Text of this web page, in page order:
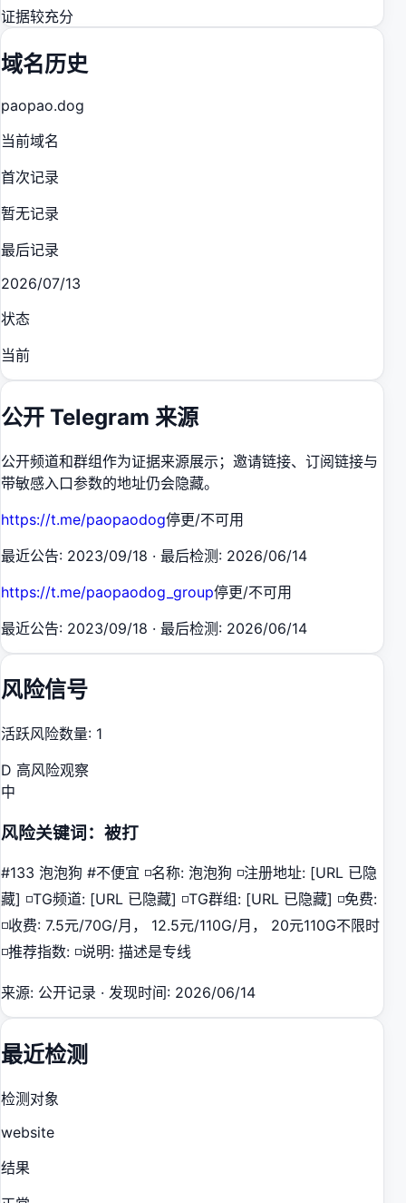
证据较充分
域名历史
paopao.dog
当前域名
首次记录
暂无记录
最后记录
2026/07/13
状态
当前
公开 Telegram 来源
公开频道和群组作为证据来源展示；邀请链接、订阅链接与
带敏感入口参数的地址仍会隐藏。
https://t.me/paopaodog停更/不可用
最近公告: 2023/09/18 · 最后检测: 2026/06/14
https://t.me/paopaodog_group停更/不可用
最近公告: 2023/09/18 · 最后检测: 2026/06/14
风险信号
活跃风险数量: 1
D 高风险观察
中
风险关键词：被打
#133 泡泡狗 #不便宜 ◽️名称: 泡泡狗 ◽️注册地址: [URL 已隐
藏] ◽️TG频道: [URL 已隐藏] ◽️TG群组: [URL 已隐藏] ◽️免费:
◽️收费: 7.5元/70G/月， 12.5元/110G/月， 20元110G不限时
◽️推荐指数: ◽️说明: 描述是专线
来源: 公开记录 · 发现时间: 2026/06/14
最近检测
检测对象
website
结果